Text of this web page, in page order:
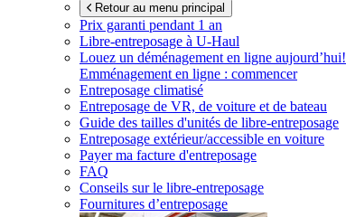
Retour au menu principal
Prix garanti pendant 1 an
Libre-entreposage à U-Haul
Louez un déménagement en ligne aujourd’hui!
Emménagement en ligne : commencer
Entreposage climatisé
Entreposage de VR, de voiture et de bateau
Guide des tailles d'unités de libre-entreposage
Entreposage extérieur/accessible en voiture
Payer ma facture d'entreposage
FAQ
Conseils sur le libre-entreposage
Fournitures d’entreposage